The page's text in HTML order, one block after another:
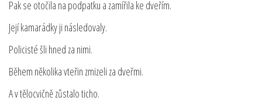
Pak se otočila na podpatku a zamířila ke dveřím.
Její kamarádky ji následovaly.
Policisté šli hned za nimi.
Během několika vteřin zmizeli za dveřmi.
A v tělocvičně zůstalo ticho.